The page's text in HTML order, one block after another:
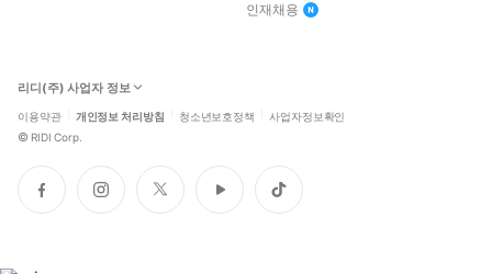
인재채용
리디(주) 사업자 정보
이용약관 개인정보 처리방침 청소년보호정책 사업자정보확인
© RIDI Corp.
페
이
인
스
트
위
유
튜
틱
톡